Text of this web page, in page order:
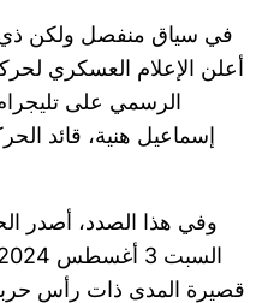
في سياق منفصل ولكن ذي
أعلن الإعلام العسكري
إسماعيل هنية، قائد
وفي هذا الصدد، أصدر